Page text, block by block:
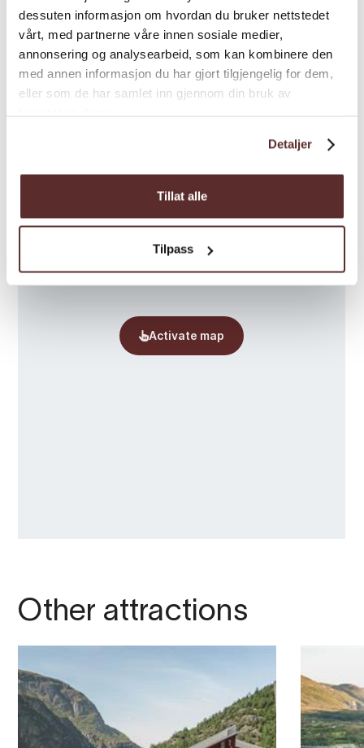
dessuten informasjon om hvordan du bruker nettstedet
vårt, med partnerne våre innen sosiale medier,
annonsering og analysearbeid, som kan kombinere den
med annen informasjon du har gjort tilgjengelig for dem,
eller som de har samlet inn gjennom din bruk av
Detaljer
Tillat alle
Tilpass
Map
Other attractions